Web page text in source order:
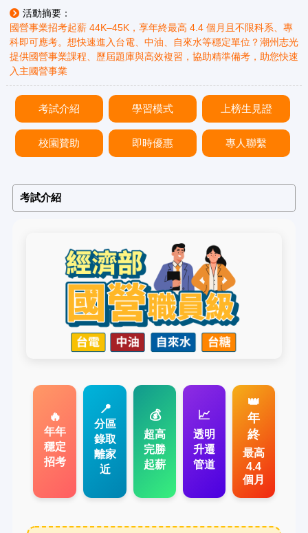
活動摘要：
國營事業招考起薪 44K–45K，享年終最高 4.4 個月且不限科系、專
科即可應考。想快速進入台電、中油、自來水等穩定單位？潮州志光
提供國營事業課程、歷屆題庫與高效複習，協助精準備考，助您快速
入主國營事業
考試介紹 學習模式 上榜生見證
校園贊助 即時優惠 專人聯繫
考試介紹
🔥
年年
穩定
招考
📍
分區
錄取
離家
近
💰
超高
完勝
起薪
📈
透明
升遷
管道
👑
年
終
最高
4.4
個月